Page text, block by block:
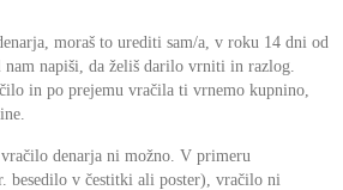
moraš to urediti sam/a, v roku 14 dni od
nam napiši, da želiš darilo vrniti in razlog.
in po prejemu vračila ti vrnemo kupnino,
denarja ni možno. V primeru
besedilo v čestitki ali poster), vračilo ni